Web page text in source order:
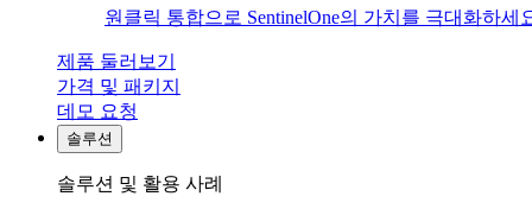
원클릭 통합으로 SentinelOne의 가치를 극대화하세
제품 둘러보기
가격 및 패키지
데모 요청
솔루션
솔루션 및 활용 사례